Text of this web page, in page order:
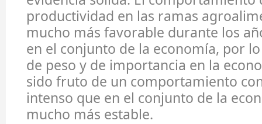
productividad en las ramas
mucho más favorable durante los
en el conjunto de la economía, por
de peso y de importancia en la
sido fruto de un comportamiento
intenso que en el conjunto de la
mucho más estable.